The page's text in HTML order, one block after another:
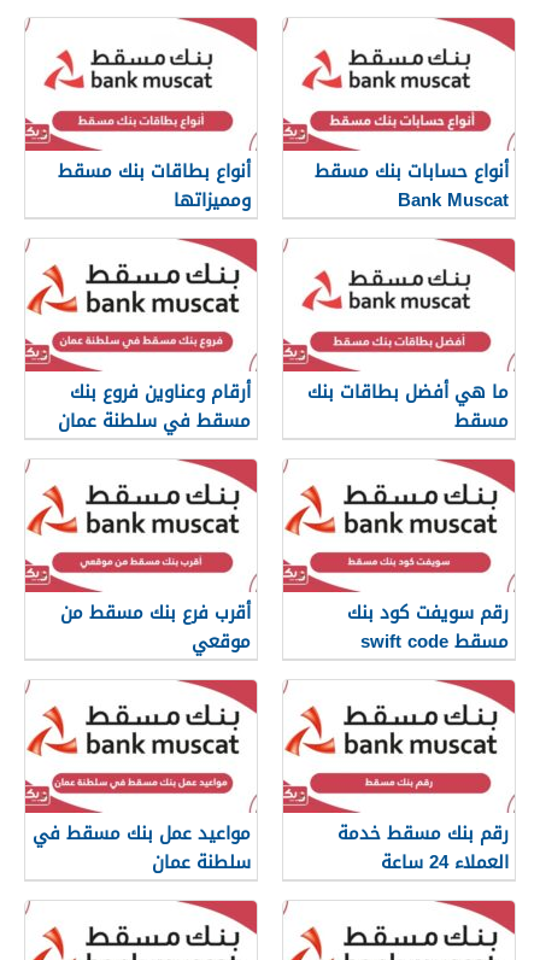
أنواع حسابات بنك مسقط
Bank Muscat
أنواع بطاقات بنك مسقط
ومميزاتها
ما هي أفضل بطاقات بنك
مسقط
أرقام وعناوين فروع بنك
مسقط في سلطنة عمان
رقم سويفت كود بنك
مسقط swift code
أقرب فرع بنك مسقط من
موقعي
رقم بنك مسقط خدمة
العملاء 24 ساعة
مواعيد عمل بنك مسقط في
سلطنة عمان